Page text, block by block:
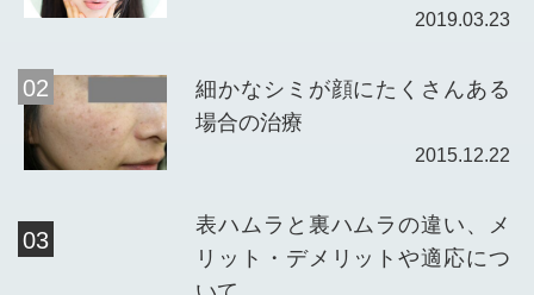
2019.03.23
細かなシミが顔にたくさんある
場合の治療
2015.12.22
表ハムラと裏ハムラの違い、メ
リット・デメリットや適応につ